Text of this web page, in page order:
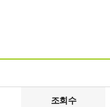
조회수